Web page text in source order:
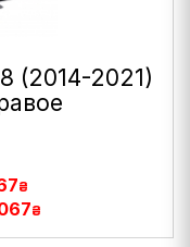
(2014-2021)
₴
₴